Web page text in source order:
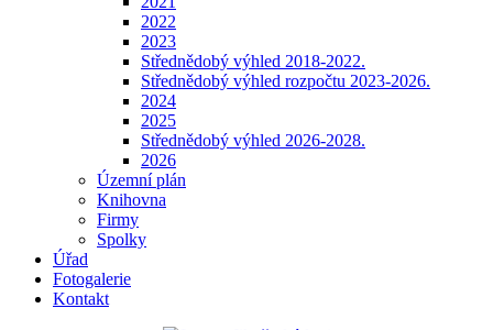
2022
2023
Střednědobý výhled 2018-2022.
Střednědobý výhled rozpočtu 2023-2026.
2024
2025
Střednědobý výhled 2026-2028.
2026
Územní plán
Knihovna
Firmy
Spolky
Úřad
Fotogalerie
Kontakt